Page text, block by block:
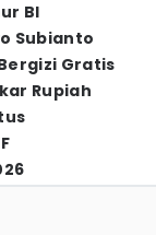
BI
Subianto
Gratis
Rupiah